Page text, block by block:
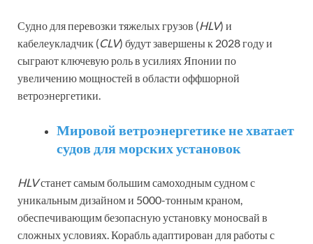
Судно для перевозки тяжелых грузов (HLV) и
кабелеукладчик (CLV) будут завершены к 2028 году и
сыграют ключевую роль в усилиях Японии по
увеличению мощностей в области оффшорной
ветроэнергетики.
Мировой ветроэнергетике не хватает
судов для морских установок
HLVстанет самым большим самоходным судном с
уникальным дизайном и 5000-тонным краном,
обеспечивающим безопасную установку моносвай в
сложных условиях. Корабль адаптирован для работы с